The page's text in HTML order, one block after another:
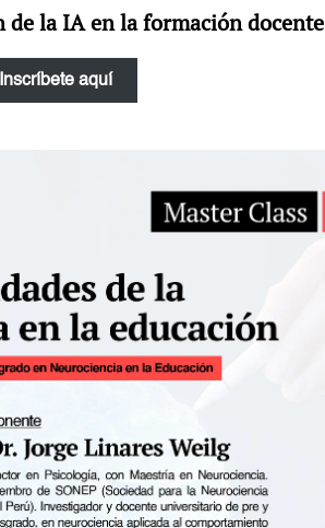
de la IA en la formación docente
Inscríbete aquí